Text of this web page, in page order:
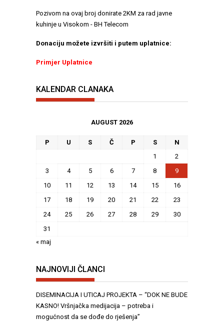
Pozivom na ovaj broj donirate 2KM za rad javne
kuhinje u Visokom - BH Telecom
Donaciju možete izvršiti i putem uplatnice:
Primjer Uplatnice
KALENDAR CLANAKA
AUGUST 2026
P U S Č P S
N
1
2
3
4 5 6 7 8
9
10
11 12 13 14 15
16
17
18 19 20 21 22
23
24
25 26 27 28 29
30
31
« maj
NAJNOVIJI ČLANCI
DISEMINACIJA I UTICAJ PROJEKTA – “DOK NE BUDE
KASNO! Vršnjačka medijacija – potreba i
mogućnost da se dođe do rješenja”